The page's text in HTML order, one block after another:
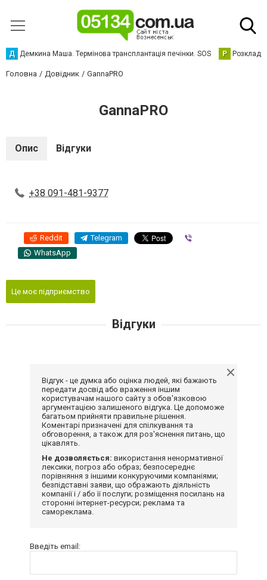
Д Демкина Маша. Термінова трансплантація печінки. SOS Р Розклад
Головна Довідник GannaPRO
GannaPRO
Опис Відгуки
+38 091-481-9377
Reddit Telegram
WhatsApp
Це моє підприємство
Відгуки
Відгук - це думка або оцінка людей, які бажають
передати досвід або враження іншим
користувачам нашого сайту з обов'язковою
аргументацією залишеного відгука. Це допоможе
багатьом прийняти правильне рішення.
Коментарі призначені для спілкування та
обговорення, а також для роз'яснення питань, що
цікавлять.
Не дозволяється: використання ненормативної
лексики, погроз або образ; безпосереднє
порівняння з іншими конкуруючими компаніями;
безпідставні заяви, що ображають діяльність
компанії і / або її послуги; розміщення посилань на
сторонні інтернет-ресурси; реклама та
самореклама.
Введіть email: